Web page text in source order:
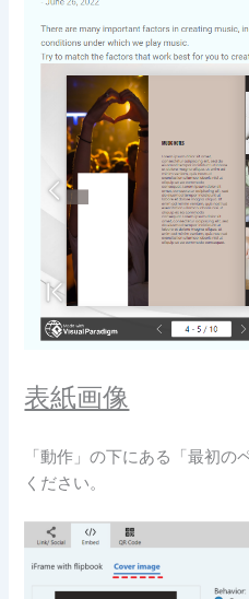
表紙画像
「動作」の下にある「最初の
ください。